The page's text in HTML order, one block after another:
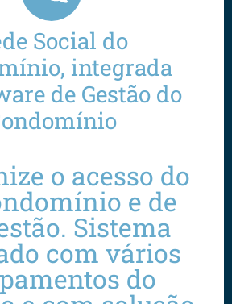
Social do
integrada
de Gestão do
o acesso do
e de
Sistema
com vários
do